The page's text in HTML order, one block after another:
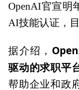
OpenAI官宣明
AI技能认证，
据介绍，
驱动的求职平
帮助企业和政